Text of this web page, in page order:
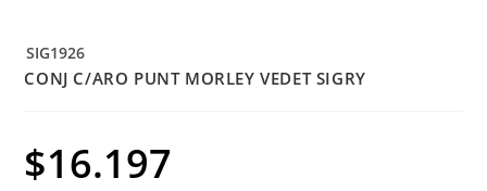
SIG1926
CONJ C/ARO PUNT MORLEY VEDET SIGRY
$16.197